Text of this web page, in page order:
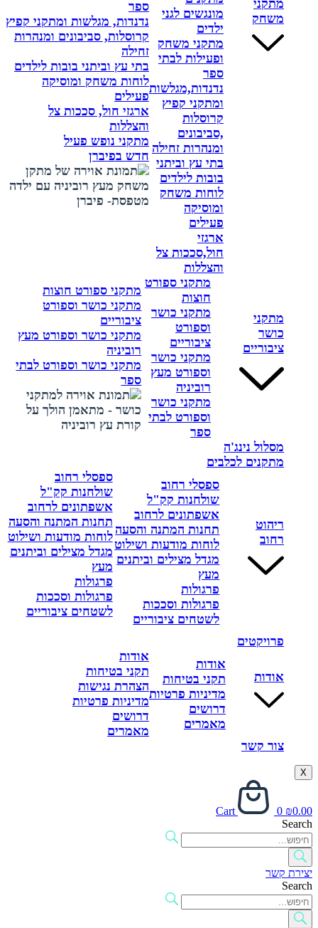
מתקני
משחק
מונגשים לגני
ילדים
מתקני משחק
ופעילות לבתי
ספר
נדנדות,מגלשות
ומתקני קפיץ
קרוסלות
,סביבונים
ומנהרות זחילה
בתי עץ וביתני
בובות לילדים
לוחות משחק
ומוסיקה
פעילים
ארגזי
חול,סככות צל
והצללות
ספר
נדנדות, מגלשות ומתקני קפיץ
קרוסלות, סביבונים ומנהרות
זחילה
בתי עץ וביתני בובות לילדים
לוחות משחק ומוסיקה
פעילים
ארגזי חול, סככות צל
והצללות
מתקני נופש פעיל
חדש בפיברן
מתקני
כושר
ציבוריים
מתקני ספורט
חוצות
מתקני כושר
וספורט
ציבוריים
מתקני כושר
וספורט מעץ
רוביניה
מתקני כושר
וספורט לבתי
ספר
מתקני ספורט חוצות
מתקני כושר וספורט
ציבוריים
מתקני כושר וספורט מעץ
רוביניה
מתקני כושר וספורט לבתי
ספר
מסלול נינג'ה
מתקנים לכלבים
ריהוט
רחוב
ספסלי רחוב
שולחנות קק"ל
אשפתונים לרחוב
תחנות המתנה והסעה
לוחות מודעות ושילוט
מגדל מצילים וביתנים
מעץ
פרגולות
פרגולות וסככות
לשטחים ציבוריים
ספסלי רחוב
שולחנות קק"ל
אשפתונים לרחוב
תחנות המתנה והסעה
לוחות מודעות ושילוט
מגדל מצילים וביתנים
מעץ
פרגולות
פרגולות וסככות
לשטחים ציבוריים
פרויקטים
אודות
אודות
תקני בטיחות
מדיניות פרטיות
דרושים
מאמרים
אודות
תקני בטיחות
הצהרת נגישות
מדיניות פרטיות
דרושים
מאמרים
צור קשר
X
₪0.00
0
Cart
Search
יצירת קשר
Search